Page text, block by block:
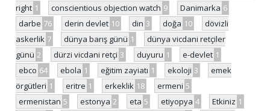
right 1 conscientious objection watch 9 Danimarka 6
darbe 76 derin devlet 10 din 3 doğa 10
dövizli
askerlik 7 dünya barış günü 1
dünya vicdani retçiler
günü 2 dürzi vicdani retçi 3 duyuru 1 e-devlet 1
ebco 64 ebola 1 eğitim zayiatı 1 ekoloji 3
emek
örgütleri 1 eritre 1 erkeklik 18 ermeni 5
ermenistan 5 estonya 2 eta 5 etiyopya 4 Etkiniz 1